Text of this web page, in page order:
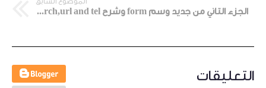
الجزء التاني من جديد وسم form وشرح Email,search,url and tel
التعليقات